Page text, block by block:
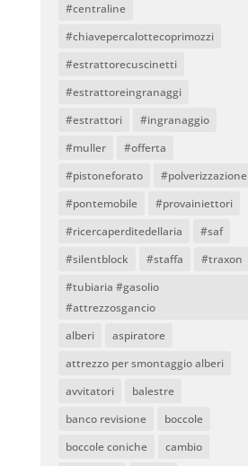
#centraline
#chiavepercalottecoprimozzi
#estrattorecuscinetti
#estrattoreingranaggi
#estrattori
#ingranaggio
#muller
#offerta
#pistoneforato
#polverizzazione
#pontemobile
#provainiettori
#ricercaperditedellaria
#saf
#silentblock
#staffa
#traxon
#tubiaria #gasolio
#attrezzosgancio
alberi
aspiratore
attrezzo per smontaggio alberi
avvitatori
balestre
banco revisione
boccole
boccole coniche
cambio